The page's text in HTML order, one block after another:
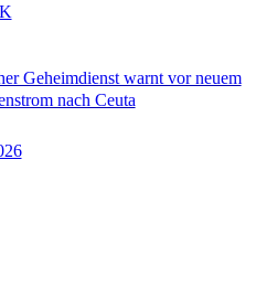
Geheimdienst warnt vor neuem
nach Ceuta